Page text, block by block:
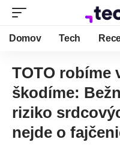
Domov Tech
TOTO robíme
škodíme:
riziko
nejde o